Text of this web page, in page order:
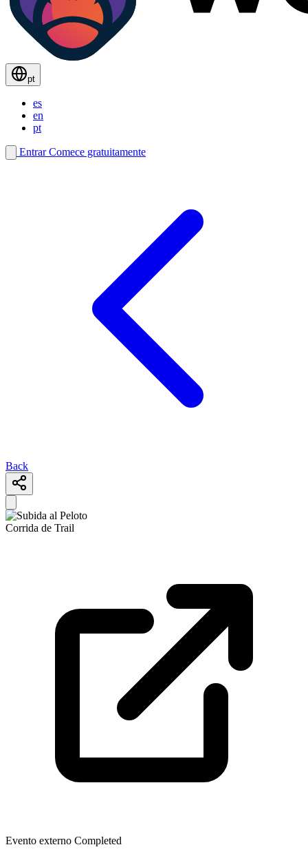
pt
es
en
pt
EntrarComece gratuitamente
Back
Corrida de Trail
Evento externo Completed